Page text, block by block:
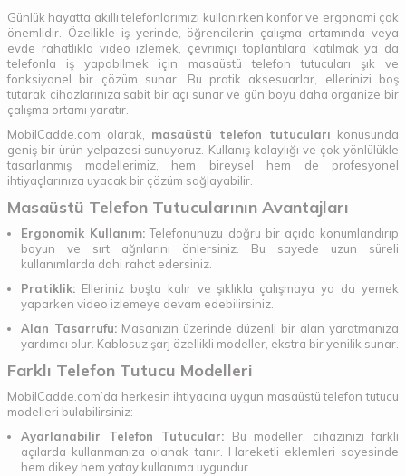
Günlük hayatta akıllı telefonlarımızı kullanırken konfor ve ergonomi çok
önemlidir. Özellikle iş yerinde, öğrencilerin çalışma ortamında veya
evde rahatlıkla video izlemek, çevrimiçi toplantılara katılmak ya da
telefonla iş yapabilmek için masaüstü telefon tutucuları şık ve
fonksiyonel bir çözüm sunar. Bu pratik aksesuarlar, ellerinizi boş
tutarak cihazlarınıza sabit bir açı sunar ve gün boyu daha organize bir
çalışma ortamı yaratır.
MobilCadde.com olarak, masaüstü telefon tutucuları konusunda
geniş bir ürün yelpazesi sunuyoruz. Kullanış kolaylığı ve çok yönlülükle
tasarlanmış modellerimiz, hem bireysel hem de profesyonel
ihtiyaçlarınıza uyacak bir çözüm sağlayabilir.
Masaüstü Telefon Tutucularının Avantajları
Ergonomik Kullanım: Telefonunuzu doğru bir açıda konumlandırıp
boyun ve sırt ağrılarını önlersiniz. Bu sayede uzun süreli
kullanımlarda dahi rahat edersiniz.
Pratiklik: Elleriniz boşta kalır ve şıklıkla çalışmaya ya da yemek
yaparken video izlemeye devam edebilirsiniz.
Alan Tasarrufu: Masanızın üzerinde düzenli bir alan yaratmanıza
yardımcı olur. Kablosuz şarj özellikli modeller, ekstra bir yenilik sunar.
Farklı Telefon Tutucu Modelleri
MobilCadde.com’da herkesin ihtiyacına uygun masaüstü telefon tutucu
modelleri bulabilirsiniz:
Ayarlanabilir Telefon Tutucular: Bu modeller, cihazınızı farklı
açılarda kullanmanıza olanak tanır. Hareketli eklemleri sayesinde
hem dikey hem yatay kullanıma uygundur.